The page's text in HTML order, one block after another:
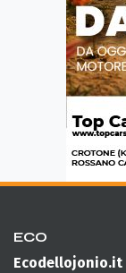
ECO
Ecodellojonio.it